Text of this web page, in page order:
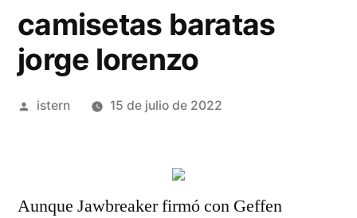
camisetas baratas
jorge lorenzo
Publicado
istern 15 de julio de 2022
Aunque Jawbreaker firmó con Geffen